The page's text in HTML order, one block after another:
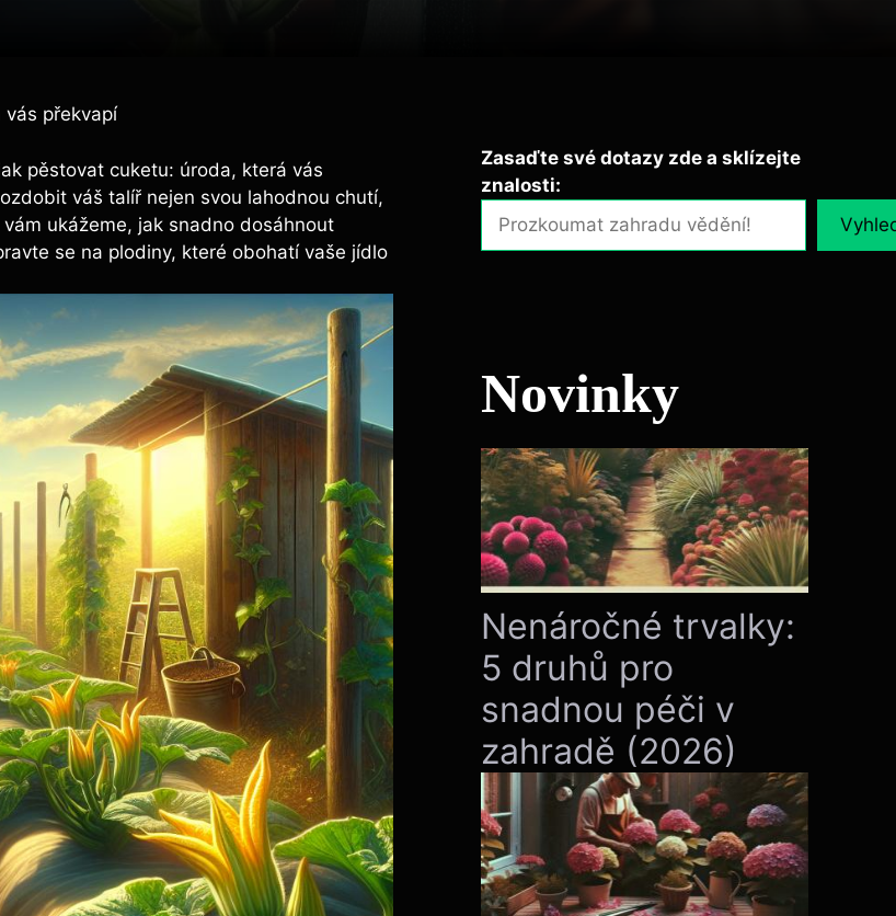
překvapí
pěstovat cuketu: úroda, která vás
váš talíř nejen svou lahodnou chutí,
ukážeme, jak snadno dosáhnout
se na plodiny, které obohatí vaše jídlo
Zasaďte své dotazy zde a sklízejte
znalosti:
Novinky
Nenáročné trvalky:
5 druhů pro
snadnou péči v
zahradě (2026)